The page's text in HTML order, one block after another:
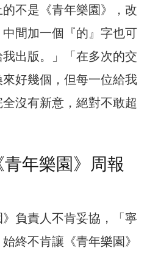
不是《青年樂園》，改
間加一個『的』字也可
出版。」「在多次的交
好幾個，但每一位給我
沒有新意，絕對不敢超
年樂園》周報
負責人不肯妥協，「寧
終不肯讓《青年樂園》